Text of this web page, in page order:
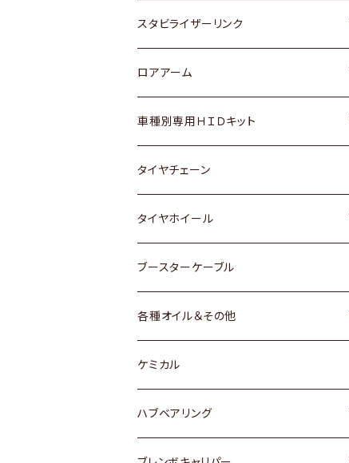
スバル
いすゞ
ダイハツ
マツダ
三菱
スバル
レクサス
スズキ
日産
ダイハツ
マツダ
三菱
スバル
ホンダ
スズキ
日産
いすゞ
ダイハツ
マツダ
三菱
スバル
トヨタ
ホンダ
スズキ
日産
ダイハツ
スバル
スタビライザーリンク
トヨタ
ホンダ
スズキ
日産
ダイハツ
マツダ
ロアアーム
ホンダ
スズキ
日産
ダイハツ
マツダ
スバル
車種別専用ＨＩＤキット
トヨタ
マツダ
タイヤチェーン
タイヤホイール
トヨタ
ホンダ
スズキ
日産
ブースターケーブル
各種オイル＆その他
ディーデル洗浄添加剤
ケミカル
ハブベアリング